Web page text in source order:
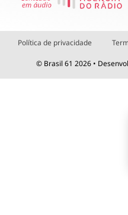
Política de privacidade
© Brasil 61 2026 •